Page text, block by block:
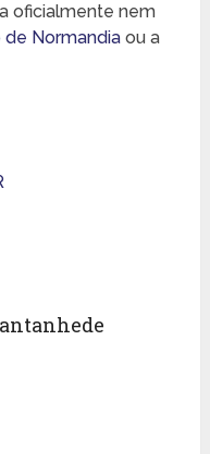
oficialmente nem
Normandiaou a